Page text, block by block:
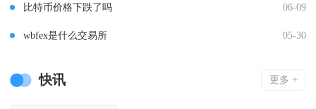
比特币价格下跌了吗 06-09
wbfex是什么交易所 05-30
快讯 更多 +